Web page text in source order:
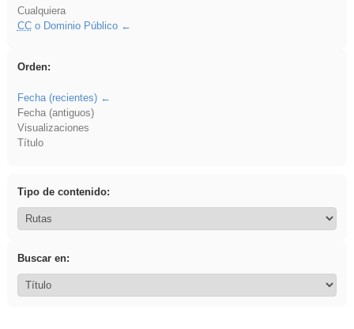
Cualquiera
CCo Dominio Público
Orden:
Fecha (recientes)
Fecha (antiguos)
Visualizaciones
Título
Tipo de contenido:
Buscar en: